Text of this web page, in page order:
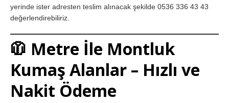
yerinde ister adresten teslim alınacak şekilde 0536 336 43 43
değerlendirebiliriz.
🧥 Metre İle Montluk
Kumaş Alanlar – Hızlı ve
Nakit Ödeme